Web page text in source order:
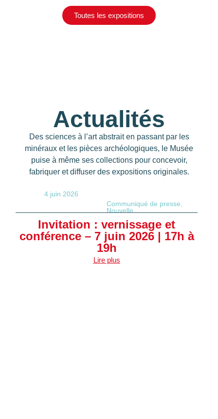
Toutes les expositions
Actualités
Des sciences à l’art abstrait en passant par les
minéraux et les pièces archéologiques, le Musée
puise à même ses collections pour concevoir,
fabriquer et diffuser des expositions originales.
4 juin 2026
Communiqué de presse,
Nouvelle
Invitation : vernissage et
conférence – 7 juin 2026 | 17h à
19h
Lire plus